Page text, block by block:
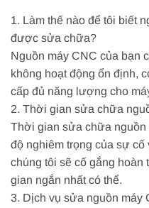
1. Làm thế nào để tôi biết
được sửa chữa?
Nguồn máy CNC của bạn
không hoạt động ổn định,
cấp đủ năng lượng cho
2. Thời gian sửa chữa
Thời gian sửa chữa nguồn
độ nghiêm trọng của sự cố
chúng tôi sẽ cố gắng
gian ngắn nhất có thể.
3. Dịch vụ sửa nguồn máy